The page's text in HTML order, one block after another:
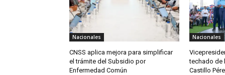
Nacionales
CNSS aplica mejora para simplificar
el trámite del Subsidio por
Enfermedad Común
Nacionales
techado de
Castillo